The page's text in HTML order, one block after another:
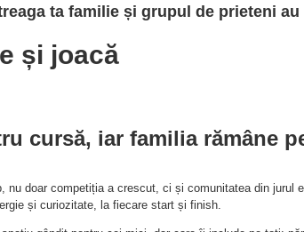
ta familie și grupul de prieteni
și joacă
cursă, iar familia rămâne
nu doar competiția a crescut, ci și comunitatea din jurul
și curiozitate, la fiecare start și finish.